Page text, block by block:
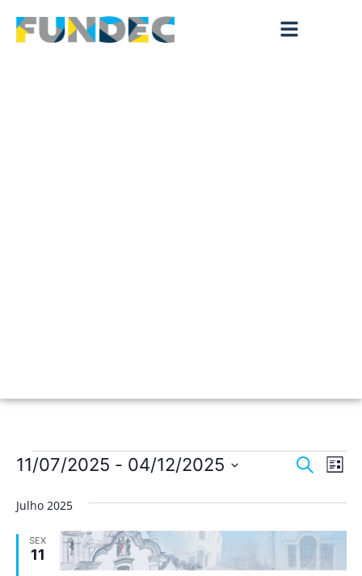
de
e
Pesquisar
de
Lista
11/07/2025 - 04/12/2025
data.
Julho 2025
SEX
11